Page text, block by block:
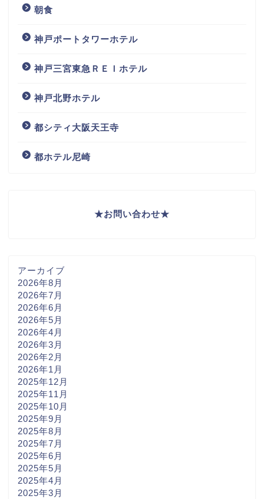
朝食
神戸ポートタワーホテル
神戸三宮東急ＲＥＩホテル
神戸北野ホテル
都シティ大阪天王寺
都ホテル尼崎
★お問い合わせ★
アーカイブ
2026年8月
2026年7月
2026年6月
2026年5月
2026年4月
2026年3月
2026年2月
2026年1月
2025年12月
2025年11月
2025年10月
2025年9月
2025年8月
2025年7月
2025年6月
2025年5月
2025年4月
2025年3月